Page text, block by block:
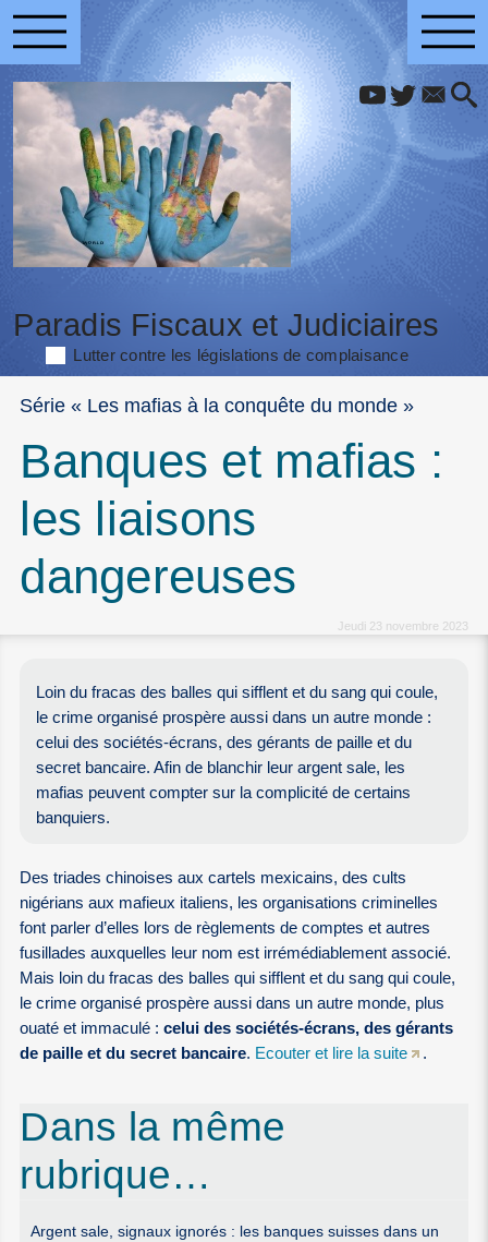
Paradis Fiscaux et Judiciaires
Lutter contre les législations de complaisance
Série « Les mafias à la conquête du monde »
Banques et mafias :
les liaisons
dangereuses
Jeudi 23 novembre 2023
Loin du fracas des balles qui sifflent et du sang qui coule,
le crime organisé prospère aussi dans un autre monde :
celui des sociétés-écrans, des gérants de paille et du
secret bancaire. Afin de blanchir leur argent sale, les
mafias peuvent compter sur la complicité de certains
banquiers.
Des triades chinoises aux cartels mexicains, des cults
nigérians aux mafieux italiens, les organisations criminelles
font parler d’elles lors de règlements de comptes et autres
fusillades auxquelles leur nom est irrémédiablement associé.
Mais loin du fracas des balles qui sifflent et du sang qui coule,
le crime organisé prospère aussi dans un autre monde, plus
ouaté et immaculé :celui des sociétés-écrans, des gérants
de paille et du secret bancaire. Ecouter et lire la suite .
Dans la même
rubrique…
Argent sale, signaux ignorés : les banques suisses dans un